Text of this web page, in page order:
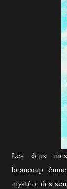
Les deux
beaucoup
mystère des